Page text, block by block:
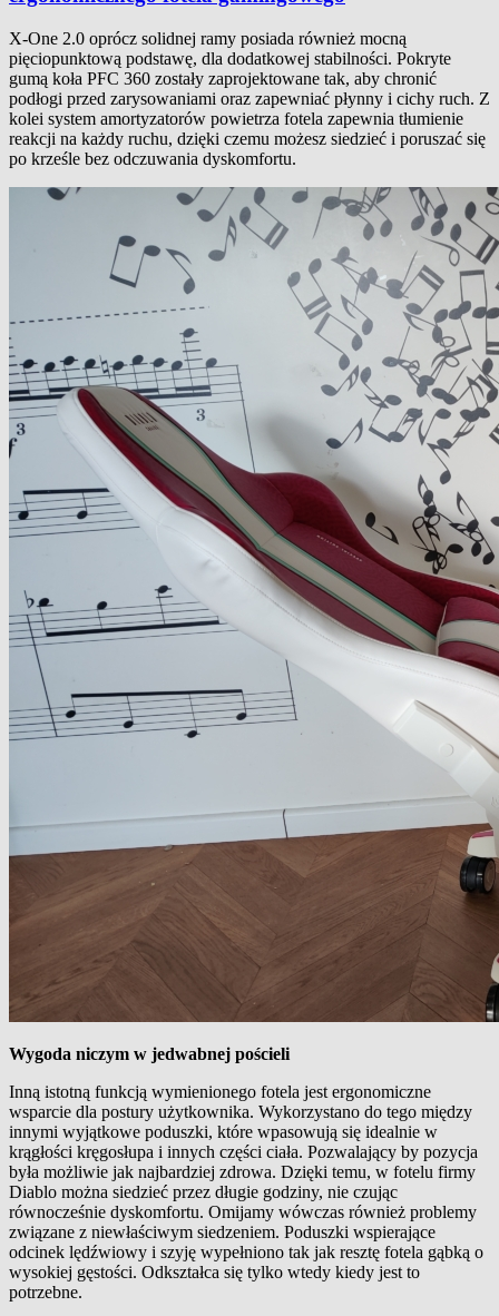
X-One 2.0 oprócz solidnej ramy posiada również mocną
pięciopunktową podstawę, dla dodatkowej stabilności. Pokryte
gumą koła PFC 360 zostały zaprojektowane tak, aby chronić
podłogi przed zarysowaniami oraz zapewniać płynny i cichy ruch. Z
kolei system amortyzatorów powietrza fotela zapewnia tłumienie
reakcji na każdy ruchu, dzięki czemu możesz siedzieć i poruszać się
po krześle bez odczuwania dyskomfortu.
Wygoda niczym w jedwabnej pościeli
Inną istotną funkcją wymienionego fotela jest ergonomiczne
wsparcie dla postury użytkownika. Wykorzystano do tego między
innymi wyjątkowe poduszki, które wpasowują się idealnie w
krągłości kręgosłupa i innych części ciała. Pozwalający by pozycja
była możliwie jak najbardziej zdrowa. Dzięki temu, w fotelu firmy
Diablo można siedzieć przez długie godziny, nie czując
równocześnie dyskomfortu. Omijamy wówczas również problemy
związane z niewłaściwym siedzeniem. Poduszki wspierające
odcinek lędźwiowy i szyję wypełniono tak jak resztę fotela gąbką o
wysokiej gęstości. Odkształca się tylko wtedy kiedy jest to
potrzebne.